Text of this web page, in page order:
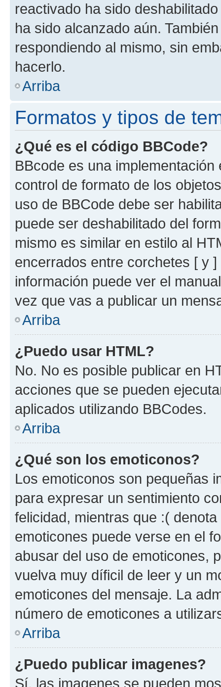
reactivado ha sido
ha sido alcanzado aún.
respondiendo al mismo, sin
hacerlo.
Arriba
Formatos y tipos de
¿Qué es el código BBCode?
BBcode es una
control de formato de los
uso de BBCode debe ser
puede ser deshabilitado del
mismo es similar en estilo al
encerrados entre corchetes [ y
información puede ver el
vez que vas a publicar un
Arriba
¿Puedo usar HTML?
No. No es posible publicar en
acciones que se pueden
aplicados utilizando BBCodes.
Arriba
¿Qué son los emoticonos?
Los emoticonos son pequeñas
para expresar un sentimiento
felicidad, mientras que :(
emoticones puede verse en el
abusar del uso de emoticones,
vuelva muy díficil de leer y un
emoticones del mensaje. La
número de emoticones a
Arriba
¿Puedo publicar imagenes?
Sí, las imagenes se pueden